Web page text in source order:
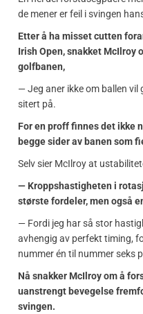
de mener er feil i svingen
Etter å ha misset cutten
Irish Open, snakket McIlroy
golfbanen,
— Jeg aner ikke om ballen vil
sitert på.
For en proff finnes det ikke
begge sider av banen som
Selv sier McIlroy at
— Kroppshastigheten i
største fordeler, men også
— Fordi jeg har så stor
avhengig av perfekt timing,
nummer én til nummer seks
Nå snakker McIlroy om å
uanstrengt bevegelse
svingen.